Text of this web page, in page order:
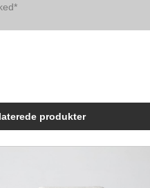
produkter